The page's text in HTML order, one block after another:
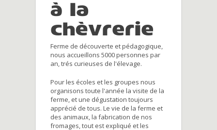
à la
chèvrerie
Ferme de découverte et pédagogique,
nous accueillons 5000 personnes par
an, trés curieuses de l'élevage.
Pour les écoles et les groupes nous
organisons toute l'année la visite de la
ferme, et une dégustation toujours
apprécié de tous. Le vie de la ferme et
des animaux, la fabrication de nos
fromages, tout est expliqué et les